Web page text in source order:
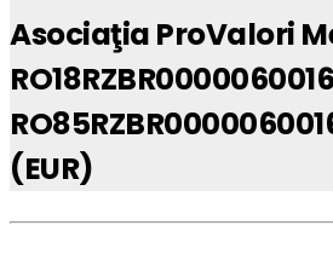
Asociaţia ProValori
(EUR)